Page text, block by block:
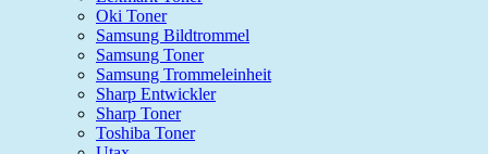
Oki Toner
Samsung Bildtrommel
Samsung Toner
Samsung Trommeleinheit
Sharp Entwickler
Sharp Toner
Toshiba Toner